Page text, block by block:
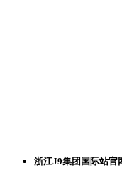
浙江J9集团国际站官